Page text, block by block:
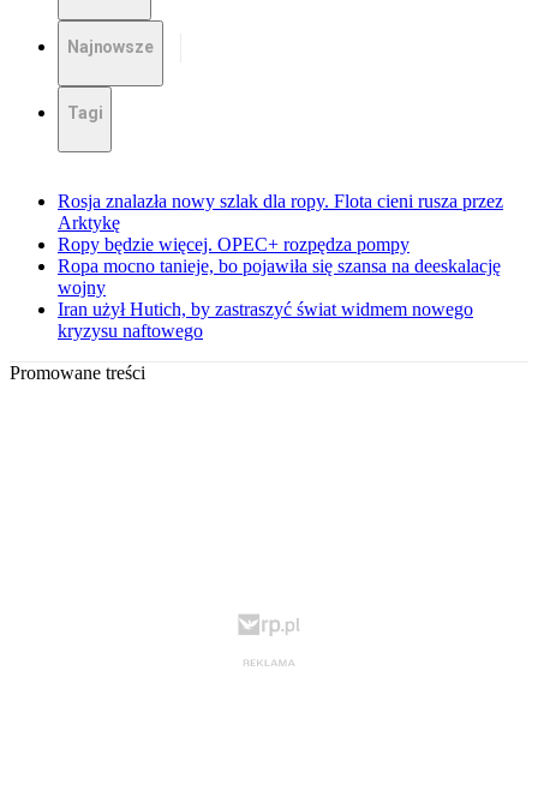
Najnowsze
Tagi
Rosja znalazła nowy szlak dla ropy. Flota cieni rusza przez
Arktykę
Ropy będzie więcej. OPEC+ rozpędza pompy
Ropa mocno tanieje, bo pojawiła się szansa na deeskalację
wojny
Iran użył Hutich, by zastraszyć świat widmem nowego
kryzysu naftowego
Promowane treści